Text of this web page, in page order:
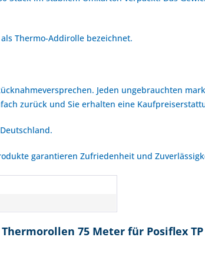
Thermo-Addirolle bezeichnet.
Jeden ungebrauchten
zurück und Sie erhalten eine
garantieren Zufriedenheit und
75 Meter für Posiflex TP